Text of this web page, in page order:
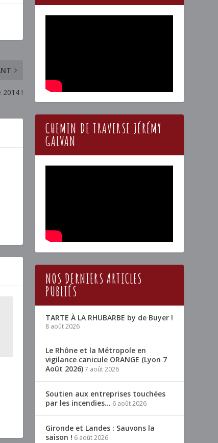
2014 !
CHEMIN DE TRAVERSE JÉRÉMY
GALVAN
NOS DERNIERS ARTICLES
PUBLIÉS
TARTE À LA RHUBARBE by de Buyer !
8 août 2026
Le Rhône et la Métropole en
vigilance canicule ORANGE (Lyon 7
Août 2026)7 août 2026
Soutien aux entreprises touchées
par les incendies… 6 août 2026
Gironde et Landes : Sauvons la
saison ! 6 août 2026